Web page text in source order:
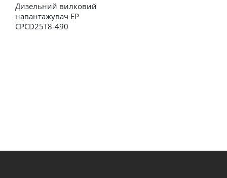
Дизельний вилковий
навантажувач EP
CPCD25T8-490